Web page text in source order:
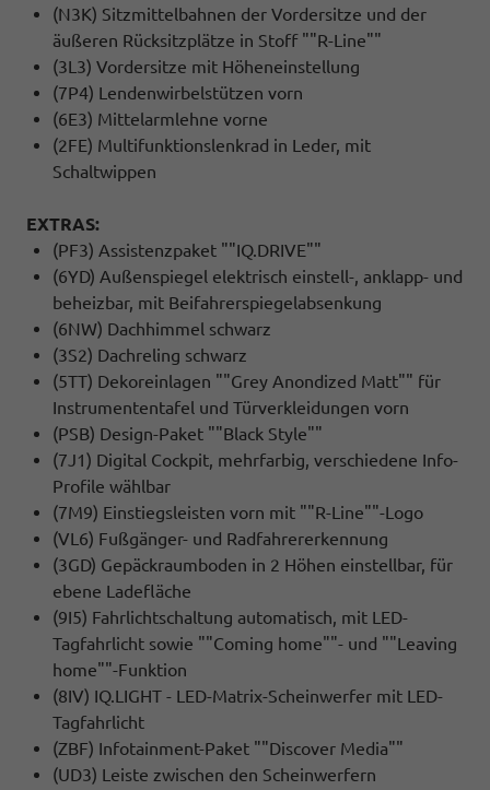
(N3K) Sitzmittelbahnen der Vordersitze und der
äußeren Rücksitzplätze in Stoff ""R-Line""
(3L3) Vordersitze mit Höheneinstellung
(7P4) Lendenwirbelstützen vorn
(6E3) Mittelarmlehne vorne
(2FE) Multifunktionslenkrad in Leder, mit
Schaltwippen
EXTRAS:
(PF3) Assistenzpaket ""IQ.DRIVE""
(6YD) Außenspiegel elektrisch einstell-, anklapp- und
beheizbar, mit Beifahrerspiegelabsenkung
(6NW) Dachhimmel schwarz
(3S2) Dachreling schwarz
(5TT) Dekoreinlagen ""Grey Anondized Matt"" für
Instrumententafel und Türverkleidungen vorn
(PSB) Design-Paket ""Black Style""
(7J1) Digital Cockpit, mehrfarbig, verschiedene Info-
Profile wählbar
(7M9) Einstiegsleisten vorn mit ""R-Line""-Logo
(VL6) Fußgänger- und Radfahrererkennung
(3GD) Gepäckraumboden in 2 Höhen einstellbar, für
ebene Ladefläche
(9I5) Fahrlichtschaltung automatisch, mit LED-
Tagfahrlicht sowie ""Coming home""- und ""Leaving
home""-Funktion
(8IV) IQ.LIGHT - LED-Matrix-Scheinwerfer mit LED-
Tagfahrlicht
(ZBF) Infotainment-Paket ""Discover Media""
(UD3) Leiste zwischen den Scheinwerfern